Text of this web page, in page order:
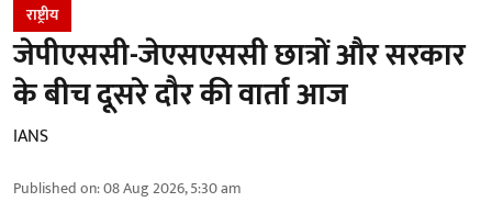
राष्ट्रीय
जेपीएससी-जेएसएससी छात्रों और सरकार
के बीच दूसरे दौर की वार्ता आज
IANS
Published on:08 Aug 2026, 5:30 am